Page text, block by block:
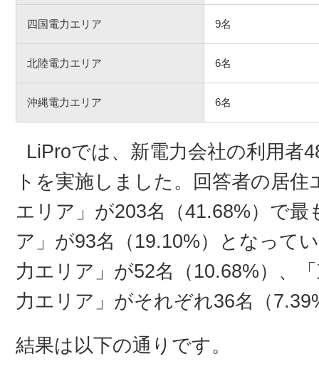
四国電力エリア 9名
北陸電力エリア 6名
沖縄電力エリア 6名
LiProでは、新電力会社の利用者
トを実施しました。回答者の居
エリア」が203名（41.68%）で
ア」が93名（19.10%）となって
力エリア」が52名（10.68%）、
力エリア」がそれぞれ36名（
結果は以下の通りです。